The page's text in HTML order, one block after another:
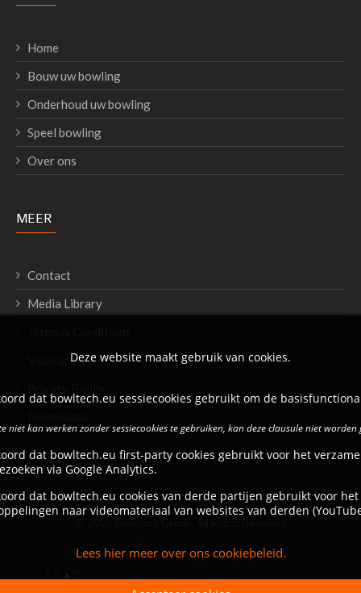
Home
Bouw uw bowling
Onderhoud uw bowling
Speel bowling
Over ons
MEER
Contact
Media Library
VacaturesDeze website maakt gebruik van cookies.
dat bowltech.eu sessiecookies gebruikt om de
niet kan werken zonder sessiecookies te gebruiken, kan deze clausule niet worden
dat bowltech.eu first-party cookies gebruikt voor het
via Google Analytics.
dat bowltech.eu cookies van derde partijen gebruikt voor
naar videomateriaal van websites van derden
Lees hier meer over ons cookiebeleid.